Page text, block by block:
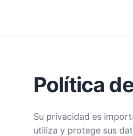
Política
Su privacidad es
utiliza y protege sus